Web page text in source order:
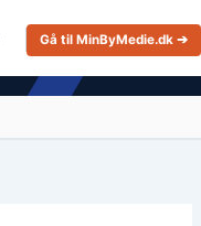
Gå til MinByMedie.dk ➔